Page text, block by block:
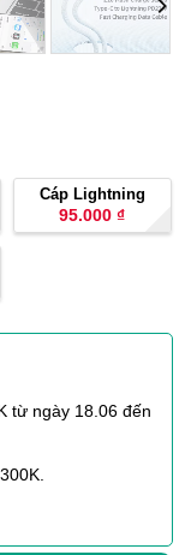
Cáp Lightning
95.000₫
từ ngày 18.06 đến